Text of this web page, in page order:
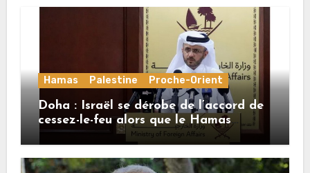
Hamas Palestine Proche-Orient
Doha : Israël se dérobe de l’accord de
cessez-le-feu alors que le Hamas
honore ses engagements